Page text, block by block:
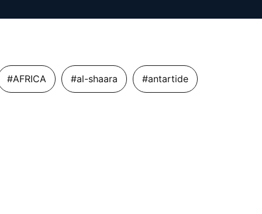
#AFRICA #al-shaara #antartide